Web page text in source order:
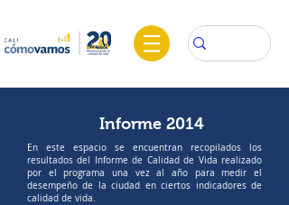
Informe 2014
En este espacio se encuentran recopilados los
resultados del Informe de Calidad de Vida realizado
por el programa una vez al año para medir el
desempeño de la ciudad en ciertos indicadores de
calidad de vida.